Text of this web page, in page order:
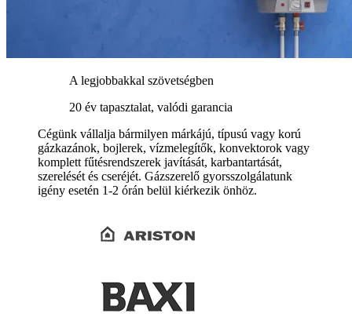
A legjobbakkal szövetségben
20 év tapasztalat, valódi garancia
Cégünk vállalja bármilyen márkájú, típusú vagy korú
gázkazánok, bojlerek, vízmelegítők, konvektorok vagy
komplett fűtésrendszerek javítását, karbantartását,
szerelését és cseréjét. Gázszerelő gyorsszolgálatunk
igény esetén 1-2 órán belül kiérkezik önhöz.